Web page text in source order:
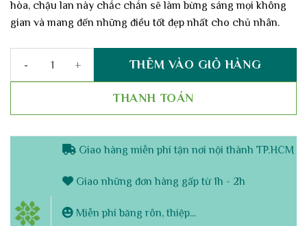
hòa, chậu lan này chắc chắn sẽ làm bừng sáng mọi không
gian và mang đến những điều tốt đẹp nhất cho chủ nhân.
Chậu Lan Hồ Điệp 30 Cành Trắng – Thuần Khiết Viên Mãn số
THÊM VÀO GIỎ HÀNG
THANH TOÁN
Giao hàng miễn phí tận nơi nội thành TP.HCM
Giao những đơn hàng gấp từ 1h - 2h
Miễn phí băng rôn, thiệp...